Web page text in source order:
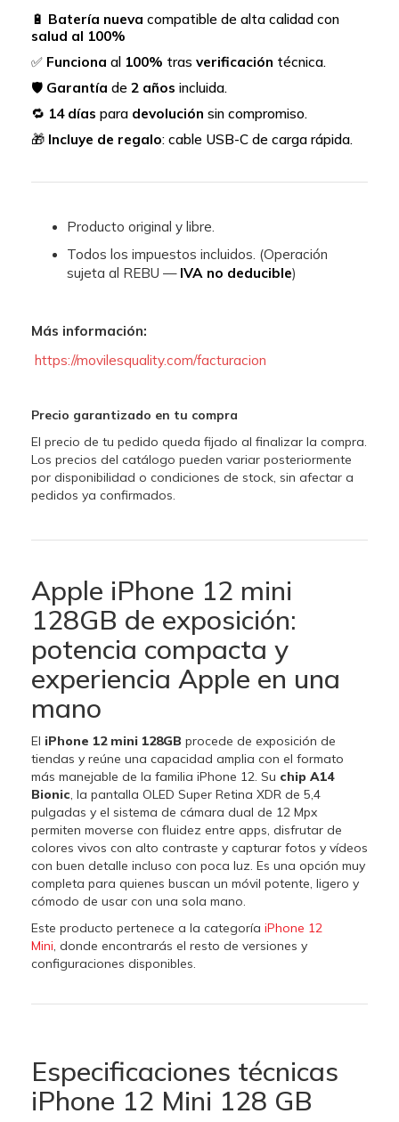
🔋 Batería nueva compatible de alta calidad con
salud al 100%
✅ Funciona al 100% tras verificación técnica.
🛡️ Garantía de 2 años incluida.
🔁 14 días para devolución sin compromiso.
🎁 Incluye de regalo: cable USB-C de carga rápida.
Producto original y libre.
Todos los impuestos incluidos. (Operación
sujeta al REBU — IVA no deducible)
Más información:
https://movilesquality.com/facturacion
Precio garantizado en tu compra
El precio de tu pedido queda fijado al finalizar la compra.
Los precios del catálogo pueden variar posteriormente
por disponibilidad o condiciones de stock, sin afectar a
pedidos ya confirmados.
Apple iPhone 12 mini
128GB de exposición:
potencia compacta y
experiencia Apple en una
mano
El iPhone 12 mini 128GB procede de exposición de
tiendas y reúne una capacidad amplia con el formato
más manejable de la familia iPhone 12. Su chip A14
Bionic, la pantalla OLED Super Retina XDR de 5,4
pulgadas y el sistema de cámara dual de 12 Mpx
permiten moverse con fluidez entre apps, disfrutar de
colores vivos con alto contraste y capturar fotos y vídeos
con buen detalle incluso con poca luz. Es una opción muy
completa para quienes buscan un móvil potente, ligero y
cómodo de usar con una sola mano.
Este producto pertenece a la categoría iPhone 12
Mini, donde encontrarás el resto de versiones y
configuraciones disponibles.
Especificaciones técnicas
iPhone 12 Mini 128 GB